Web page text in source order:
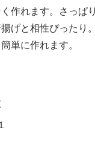
作れます。さっぱ
げと相性ぴったり
単に作れます。